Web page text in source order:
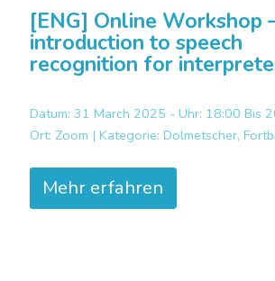
[ENG] Online Workshop
introduction to speech
recognition for
Datum: 31 March 2025 - Uhr: 18:00 Bis
Ort: Zoom | Kategorie: Dolmetscher,
Mehr erfahren